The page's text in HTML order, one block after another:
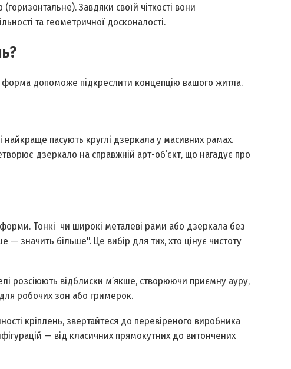
Завдяки своїй чіткості вони
та геометричної досконалості.
допоможе підкреслити концепцію вашого житла.
найкраще пасують круглі дзеркала у масивних рамах.
дзеркало на справжній арт-об’єкт, що нагадує про
форми. Тонкі чи широкі металеві рами або дзеркала без
значить більше". Це вибір для тих, хто цінує чистоту
розсіюють відблиски м’якше, створюючи приємну ауру,
робочих зон або гримерок.
кріплень, звертайтеся до перевіреного виробника
— від класичних прямокутних до витончених